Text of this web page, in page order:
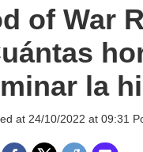
of War
la
at 24/10/2022 at 09:31